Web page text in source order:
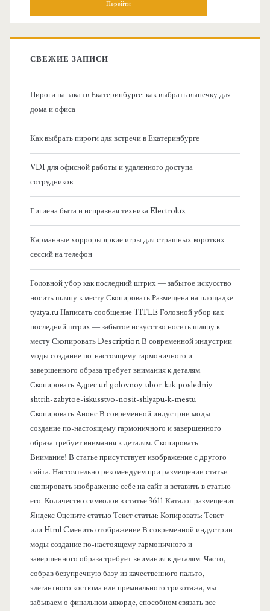
:
СВЕЖИЕ ЗАПИСИ
Пироги на заказ в Екатеринбурге: как выбрать выпечку для
дома и офиса
Как выбрать пироги для встречи в Екатеринбурге
VDI для офисной работы и удаленного доступа
сотрудников
Гигиена быта и исправная техника Electrolux
Карманные хорроры яркие игры для страшных коротких
сессий на телефон
Головной убор как последний штрих — забытое искусство
носить шляпу к месту Скопировать Размещена на площадке
tyatya.ru Написать сообщение TITLE Головной убор как
последний штрих — забытое искусство носить шляпу к
месту Скопировать Description В современной индустрии
моды создание по-настоящему гармоничного и
завершенного образа требует внимания к деталям.
Скопировать Адрес url golovnoy-ubor-kak-posledniy-
shtrih-zabytoe-iskusstvo-nosit-shlyapu-k-mestu
Скопировать Анонс В современной индустрии моды
создание по-настоящему гармоничного и завершенного
образа требует внимания к деталям. Скопировать
Внимание! В статье присутствует изображение с другого
сайта. Настоятельно рекомендуем при размещении статьи
скопировать изображение себе на сайт и вставить в статью
его. Количество символов в статье 3611 Каталог размещения
Яндекс Оцените статью Текст статьи: Копировать: Текст
или Html Cменить отображение В современной индустрии
моды создание по-настоящему гармоничного и
завершенного образа требует внимания к деталям. Часто,
собрав безупречную базу из качественного пальто,
элегантного костюма или премиального трикотажа, мы
забываем о финальном аккорде, способном связать все